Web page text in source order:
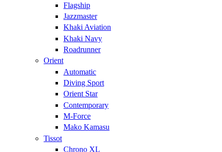
Flagship
Jazzmaster
Khaki Aviation
Khaki Navy
Roadrunner
Orient
Automatic
Diving Sport
Orient Star
Contemporary
M-Force
Mako Kamasu
Tissot
Chrono XL